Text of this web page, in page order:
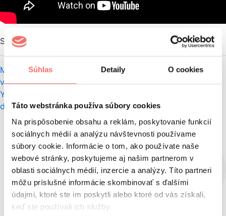
Súhlas Detaily O cookies
Táto webstránka používa súbory cookies
Na prispôsobenie obsahu a reklám, poskytovanie funkcií
sociálnych médií a analýzu návštevnosti používame
súbory cookie. Informácie o tom, ako používate naše
webové stránky, poskytujeme aj našim partnerom v
oblasti sociálnych médií, inzercie a analýzy. Títo partneri
môžu príslušné informácie skombinovať s ďalšími
údajmi, ktoré ste im poskytli alebo ktoré od vás získali,
keď ste používali ich služby.
Súvisiace články
Máte AI startup s globálnymi ambíciami? AcceleratorX
vám otvorí dvere na svetové trhyAko stiahnuť video z
YouTubu (rýchly návod)
dorozumieť s najmladšími generáciami?